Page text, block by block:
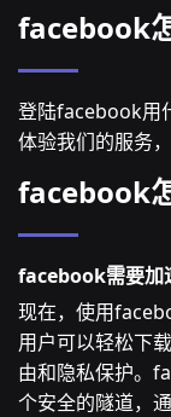
facebook
登陆facebook用
体验我们的服务
facebook
facebook需要加
现在，使用
用户可以轻松下
由和隐私保护。
个安全的隧道，